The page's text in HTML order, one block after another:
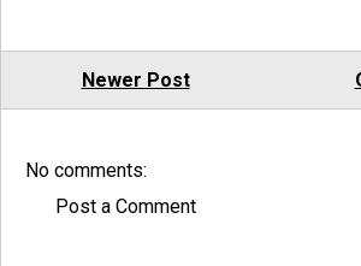
Newer Post
No comments:
Post a Comment